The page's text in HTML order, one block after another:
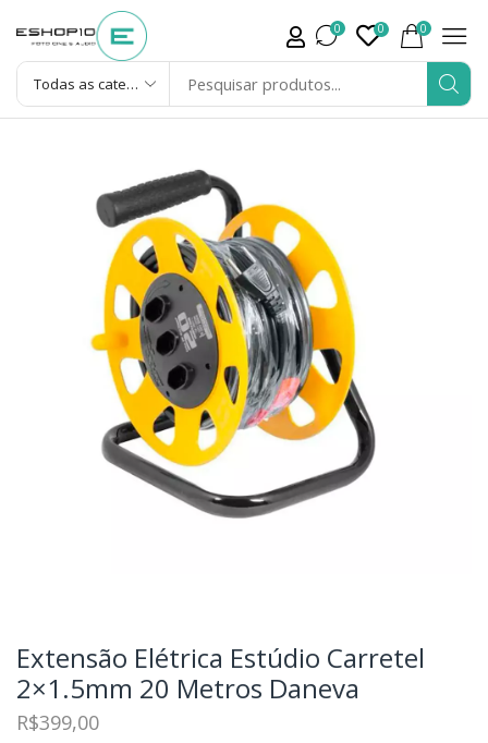
0 0 0
Extensão Elétrica Estúdio Carretel
2×1.5mm 20 Metros Daneva
R$399,00